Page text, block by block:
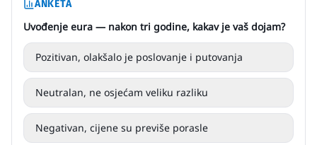
ANKETA
Uvođenje eura — nakon tri godine, kakav je vaš dojam?
Pozitivan, olakšalo je poslovanje i putovanja
Neutralan, ne osjećam veliku razliku
Negativan, cijene su previše porasle